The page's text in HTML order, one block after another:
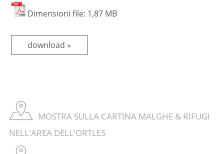
Dimensioni file: 1,87 MB
download »
MOSTRA SULLA CARTINA MALGHE & RIFUGI
NELL'AREA DELL'ORTLES